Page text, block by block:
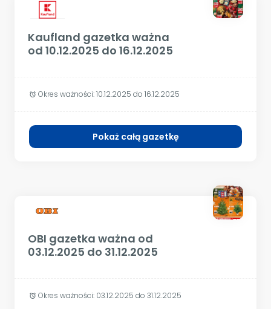
Kaufland gazetka ważna
od 10.12.2025 do 16.12.2025
alarm Okres ważności:10.12.2025 do 16.12.2025
Pokaż całą gazetkę
OBI gazetka ważna od
03.12.2025 do 31.12.2025
alarm Okres ważności: 03.12.2025 do 31.12.2025